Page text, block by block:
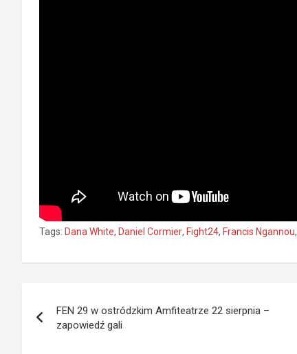
Tags: Dana White, Daniel Cormier, Fight24, Francis Ngannou,
wpisu
FEN 29 w ostródzkim Amfiteatrze 22 sierpnia –
zapowiedź gali